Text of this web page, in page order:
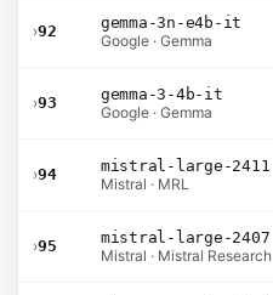
›92
gemma-3n-e4b-it
Google · Gemma
›93
gemma-3-4b-it
Google · Gemma
›94
mistral-large-2411
Mistral · MRL
›95
mistral-large-2407
Mistral · Mistral Research